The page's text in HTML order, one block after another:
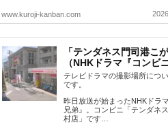
www.kuroji-kanban.com
「テンダネス門司港こ
（NHKドラマ『コンビ
テレビドラマの撮影場所につ
です。
昨日放送が始まったNHKドラ
兄弟』。コンビニ「テンダネ
村店」です…